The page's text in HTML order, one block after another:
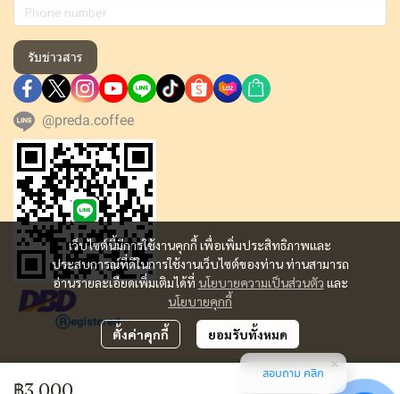
เว็บไซต์นี้มีการใช้งานคุกกี้ เพื่อเพิ่มประสิทธิภาพและ
ประสบการณ์ที่ดีในการใช้งานเว็บไซต์ของท่าน ท่านสามารถ
อ่านรายละเอียดเพิ่มเติมได้ที่ นโยบายความเป็นส่วนตัว และ
นโยบายคุกกี้
ตั้งค่าคุกกี้ ยอมรับทั้งหมด
รับข่าวสาร
@preda.coffee
Copyright | All Rights Reserved | Powered by MWE
สอบถาม คลิก